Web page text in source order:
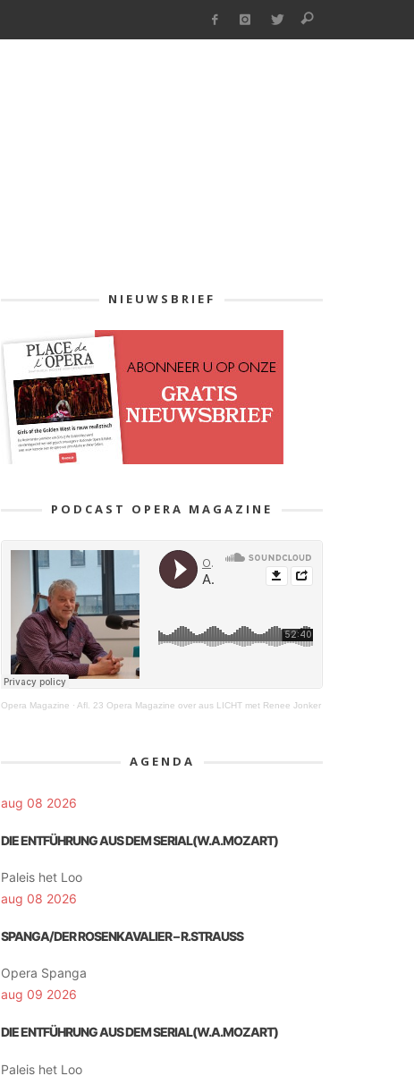
NIEUWSBRIEF
PODCAST OPERA MAGAZINE
Opera Magazine · Afl. 23 Opera Magazine over aus LICHT met Renee Jonker
AGENDA
aug 08 2026
DIE ENTFÜHRUNG AUS DEM SERIAL(W.A.MOZART)
Paleis het Loo
aug 08 2026
SPANGA/DER ROSENKAVALIER – R.STRAUSS
Opera Spanga
aug 09 2026
DIE ENTFÜHRUNG AUS DEM SERIAL(W.A.MOZART)
Paleis het Loo